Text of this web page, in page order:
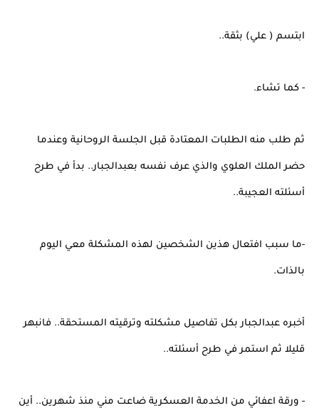
ابتسم ( علي) بثقة..
- كما تشاء.
ثم طلب منه الطلبات المعتادة قبل الجلسة الروحانية وعندما
حضر الملك العلوي والذي عرف نفسه بعبدالجبار.. بدأ في طرح
أسئلته العجيبة..
-ما سبب افتعال هذين الشخصين لهذه المشكلة معي اليوم
بالذات.
أخبره عبدالجبار بكل تفاصيل مشكلته وترقيته المستحقة.. فانبهر
قليلا ثم استمر في طرح أسئلته..
- ورقة اعفائي من الخدمة العسكرية ضاعت مني منذ شهرين.. أين